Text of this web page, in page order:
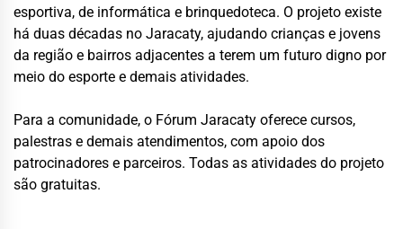
esportiva, de informática e brinquedoteca. O projeto existe
há duas décadas no Jaracaty, ajudando crianças e jovens
da região e bairros adjacentes a terem um futuro digno por
meio do esporte e demais atividades.
Para a comunidade, o Fórum Jaracaty oferece cursos,
palestras e demais atendimentos, com apoio dos
patrocinadores e parceiros. Todas as atividades do projeto
são gratuitas.